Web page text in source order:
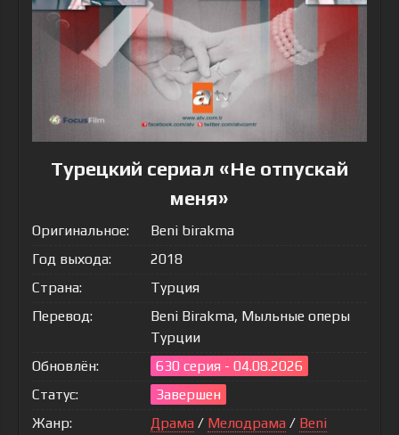
Турецкий сериал «Не отпускай
меня»
Оригинальное:
Beni birakma
Год выхода:
2018
Страна:
Турция
Перевод:
Beni Birakma, Мыльные оперы
Турции
Обновлён:
630 серия - 04.08.2026
Статус:
Завершен
Жанр:
Драма / Мелодрама / Beni